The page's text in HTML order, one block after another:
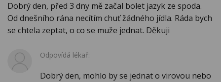
Dobrý den, před 3 dny mě začal bolet jazyk ze spoda.
Od dnešního rána necítím chuť žádného jídla. Ráda bych
se chtela zeptat, o co se muže jednat. Děkuji
Odpovídá lékař:
Dobrý den, mohlo by se jednat o virovou nebo